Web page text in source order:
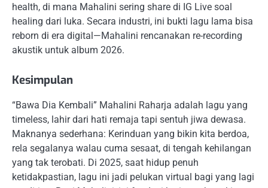
health, di mana Mahalini sering share di IG Live soal
healing dari luka. Secara industri, ini bukti lagu lama bisa
reborn di era digital—Mahalini rencanakan re-recording
akustik untuk album 2026.
Kesimpulan
“Bawa Dia Kembali” Mahalini Raharja adalah lagu yang
timeless, lahir dari hati remaja tapi sentuh jiwa dewasa.
Maknanya sederhana: Kerinduan yang bikin kita berdoa,
rela segalanya walau cuma sesaat, di tengah kehilangan
yang tak terobati. Di 2025, saat hidup penuh
ketidakpastian, lagu ini jadi pelukan virtual bagi yang lagi